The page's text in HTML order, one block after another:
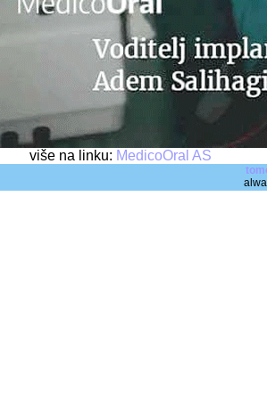
više na linku: MedicoOral AS